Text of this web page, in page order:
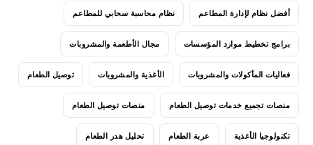
أفضل نظام لإدارة المطاعم نظام محاسبة سحابي للمطاعم
برامج تخطيط موارد المؤسسات مجال الأطعمة والمشروبات
فعاليات المأكولات والمشروبات الأغذية والمشروبات توصيل الطعام
منصات تجميع خدمات توصيل الطعام منصات توصيل الطعام
تكنولوجيا الأغذية عربة الطعام تحليل هدر الطعام